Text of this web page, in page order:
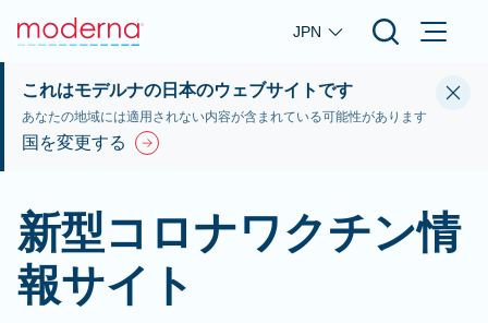
Skip to main content
JPN
これはモデルナの日本のウェブサイトです
あなたの地域には適用されない内容が含まれている可能性があります
国を変更する
新型コロナワクチン情
報サイト